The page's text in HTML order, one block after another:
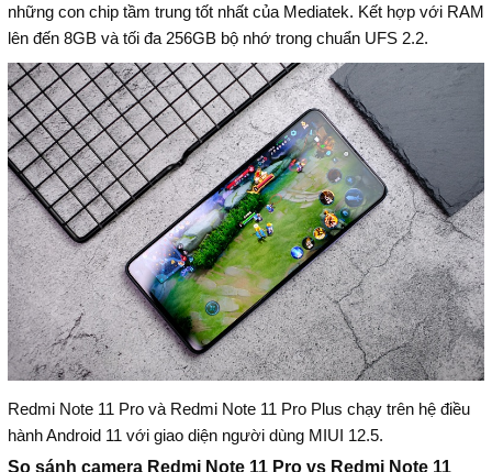
những con chip tầm trung tốt nhất của Mediatek. Kết hợp với RAM
lên đến 8GB và tối đa 256GB bộ nhớ trong chuẩn UFS 2.2.
Redmi Note 11 Pro và Redmi Note 11 Pro Plus chạy trên hệ điều
hành Android 11 với giao diện người dùng MIUI 12.5.
So sánh camera Redmi Note 11 Pro vs Redmi Note 11